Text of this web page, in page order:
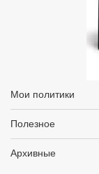
Мои политики
Полезное
Архивные